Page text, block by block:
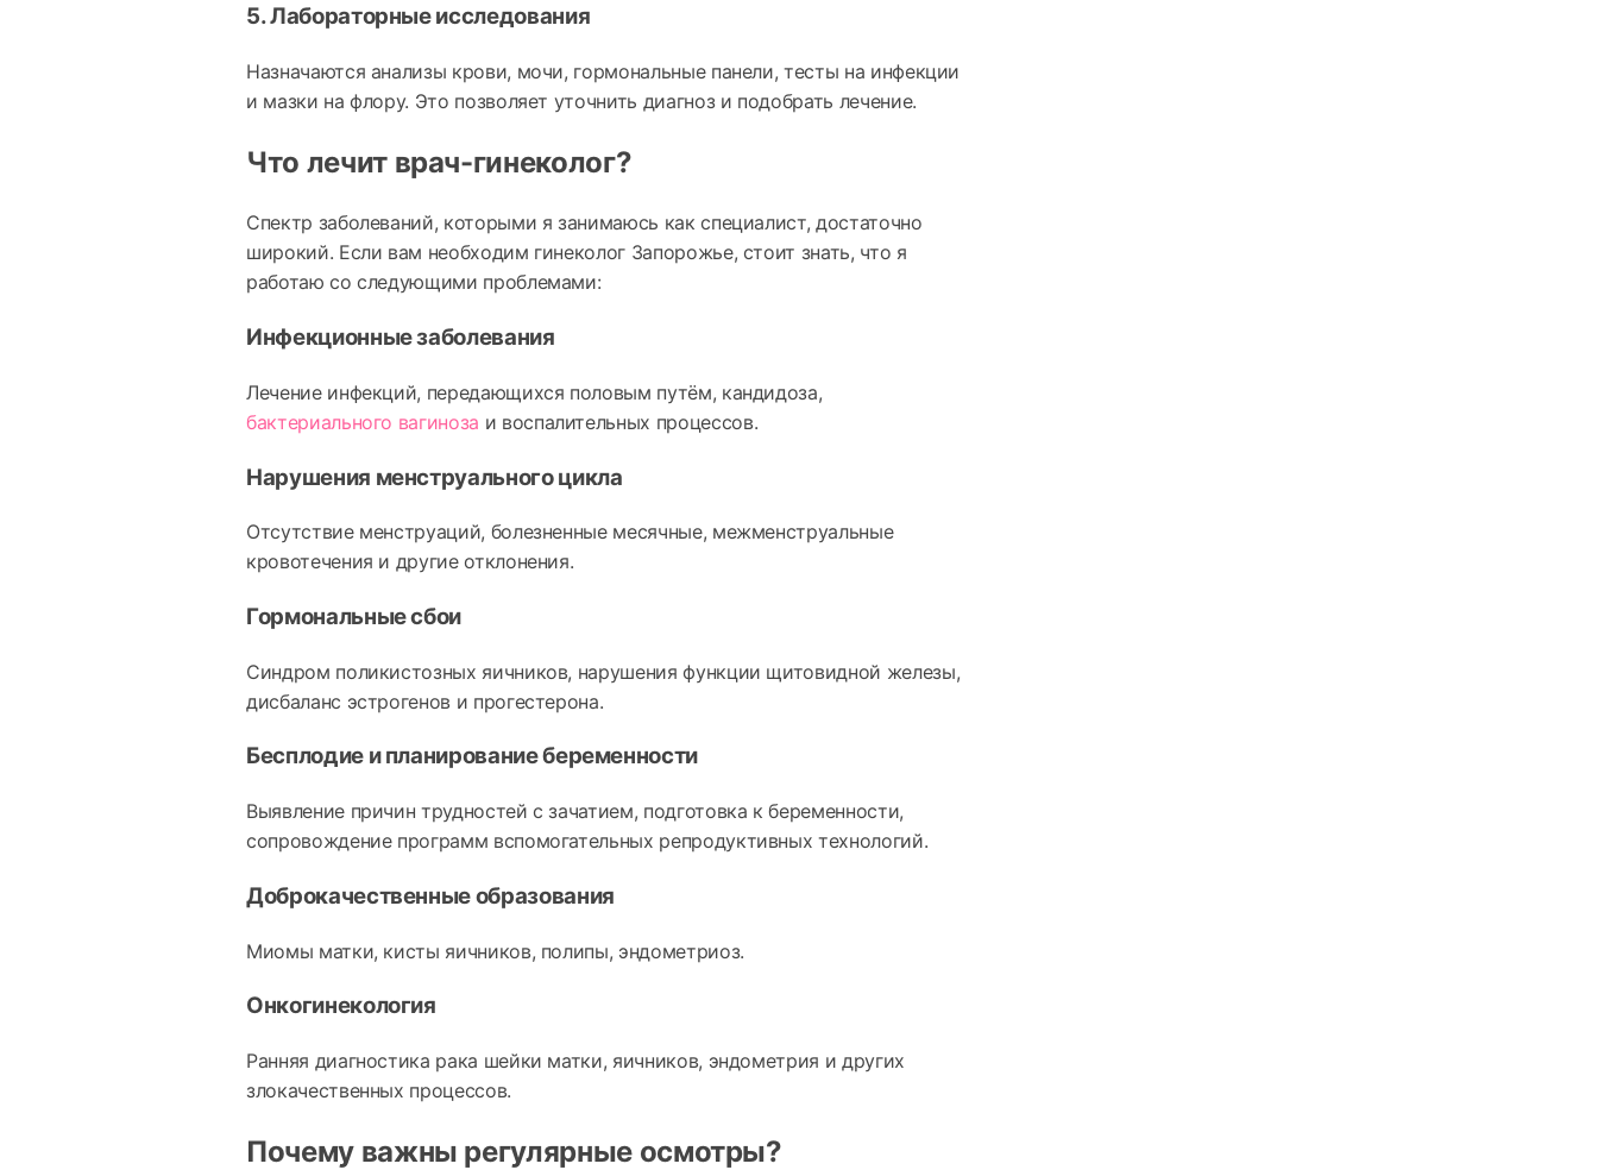
5. Лабораторные исследования
Назначаются анализы крови, мочи, гормональные панели, тесты на инфекции
и мазки на флору. Это позволяет уточнить диагноз и подобрать лечение.
Что лечит врач-гинеколог?
Спектр заболеваний, которыми я занимаюсь как специалист, достаточно
широкий. Если вам необходим гинеколог Запорожье, стоит знать, что я
работаю со следующими проблемами:
Инфекционные заболевания
Лечение инфекций, передающихся половым путём, кандидоза,
бактериального вагиноза и воспалительных процессов.
Нарушения менструального цикла
Отсутствие менструаций, болезненные месячные, межменструальные
кровотечения и другие отклонения.
Гормональные сбои
Синдром поликистозных яичников, нарушения функции щитовидной железы,
дисбаланс эстрогенов и прогестерона.
Бесплодие и планирование беременности
Выявление причин трудностей с зачатием, подготовка к беременности,
сопровождение программ вспомогательных репродуктивных технологий.
Доброкачественные образования
Миомы матки, кисты яичников, полипы, эндометриоз.
Онкогинекология
Ранняя диагностика рака шейки матки, яичников, эндометрия и других
злокачественных процессов.
Почему важны регулярные осмотры?